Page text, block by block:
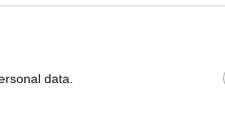
data.
οι κινήσεις αυτές